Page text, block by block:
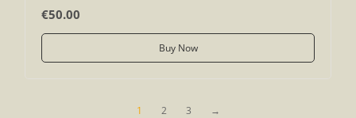
€50.00
Buy Now
1 2 3 →